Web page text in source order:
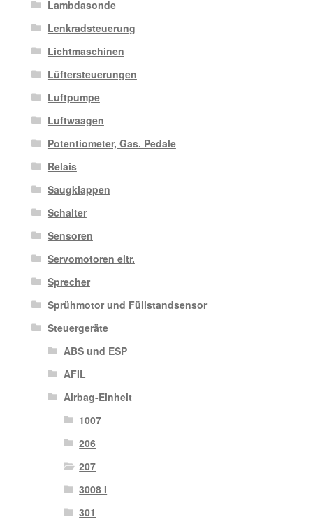
Lambdasonde
Lenkradsteuerung
Lichtmaschinen
Lüftersteuerungen
Luftpumpe
Luftwaagen
Potentiometer, Gas. Pedale
Relais
Saugklappen
Schalter
Sensoren
Servomotoren eltr.
Sprecher
Sprühmotor und Füllstandsensor
Steuergeräte
ABS und ESP
AFIL
Airbag-Einheit
1007
206
207
3008 I
301